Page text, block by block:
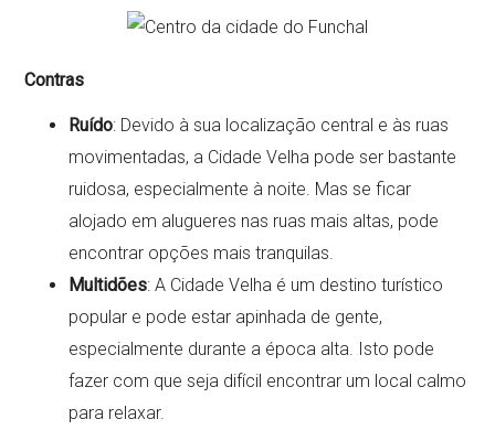
Contras
Ruído: Devido à sua localização central e às ruas
movimentadas, a Cidade Velha pode ser bastante
ruidosa, especialmente à noite. Mas se ficar
alojado em alugueres nas ruas mais altas, pode
encontrar opções mais tranquilas.
Multidões: A Cidade Velha é um destino turístico
popular e pode estar apinhada de gente,
especialmente durante a época alta. Isto pode
fazer com que seja difícil encontrar um local calmo
para relaxar.